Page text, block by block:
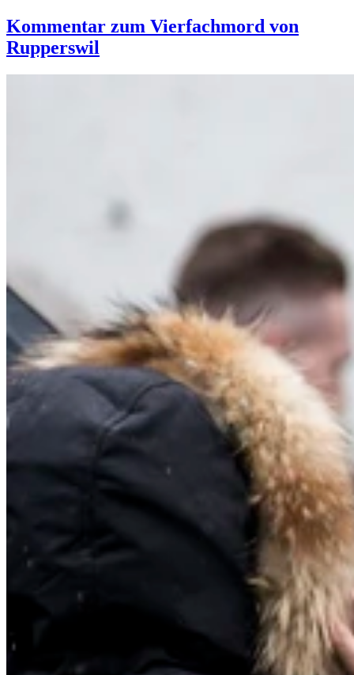
Kommentar zum Vierfachmord von
Rupperswil